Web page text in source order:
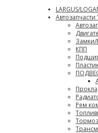
LARGUS/
Замки/
КПП
Рем